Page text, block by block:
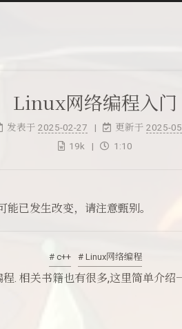
Linux网络编程入门
发表于 2025-02-27 更新于 2025-
19k
1:10
已发生改变，请注意甄别。
# c++ # Linux网络编程
. 相关书籍也有很多,这里简单介绍